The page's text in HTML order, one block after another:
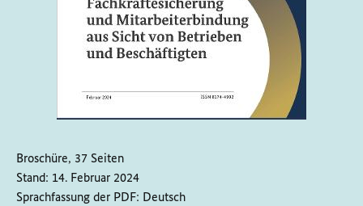
Broschüre, 37 Seiten
Stand: 14. Februar 2024
Sprachfassung der PDF: Deutsch